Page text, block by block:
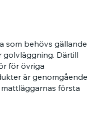
som behövs gällande
Därtill
för övriga
är genomgående
första